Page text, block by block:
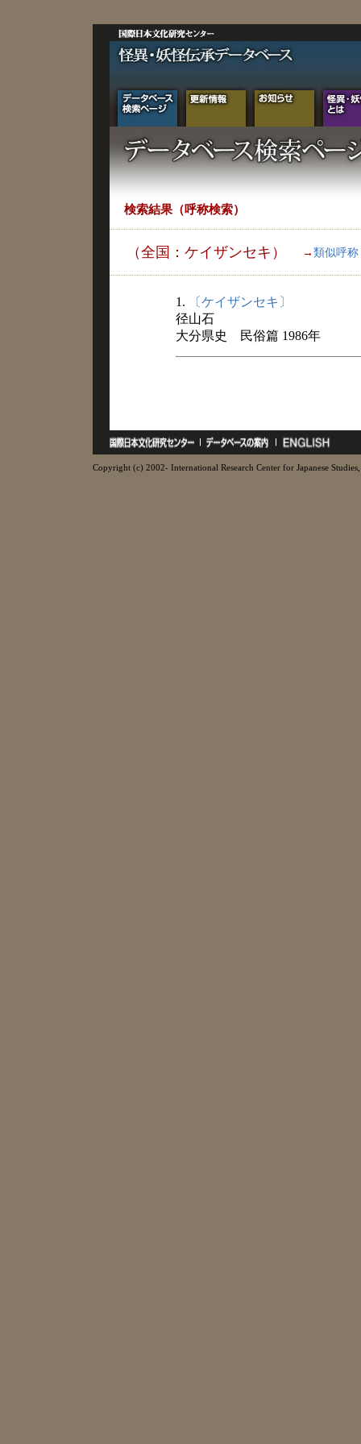
検索結果（呼称検索）
（全国：ケイザンセキ） → 類似呼称
1.
〔ケイザンセキ〕
径山石
大分県史 民俗篇 1986年
Copyright (c) 2002- International Research Center for Japanese